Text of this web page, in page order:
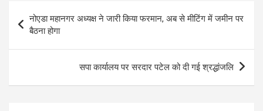
Post
navigation
नोएडा महानगर अध्यक्ष ने जारी किया फरमान, अब से मीटिंग में जमीन पर
बैठना होगा
सपा कार्यालय पर सरदार पटेल को दी गई श्रद्धांजलि